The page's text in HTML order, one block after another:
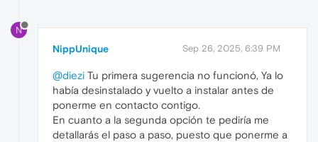
N
NippUnique Sep 26, 2025, 6:39 PM
@diezi Tu primera sugerencia no funcionó, Ya lo
había desinstalado y vuelto a instalar antes de
ponerme en contacto contigo.
En cuanto a la segunda opción te pediría me
detallarás el paso a paso, puesto que ponerme a